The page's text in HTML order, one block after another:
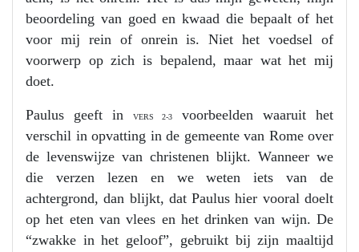
beoordeling van goed en kwaad die bepaalt of het
voor mij rein of onrein is. Niet het voedsel of
voorwerp op zich is bepalend, maar wat het mij
doet.
Paulus geeft in VERS 2-3
voorbeelden waaruit het
verschil in opvatting in de gemeente van Rome over
de levenswijze van christenen blijkt. Wanneer we
die verzen lezen en we weten iets van de
achtergrond, dan blijkt, dat Paulus hier vooral doelt
op het eten van vlees en het drinken van wijn. De
“zwakke in het geloof”, gebruikt bij zijn maaltijd